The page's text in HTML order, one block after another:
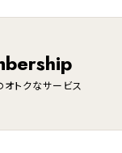
トクなサービス